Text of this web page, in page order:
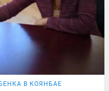
В КОЯНБАЕ